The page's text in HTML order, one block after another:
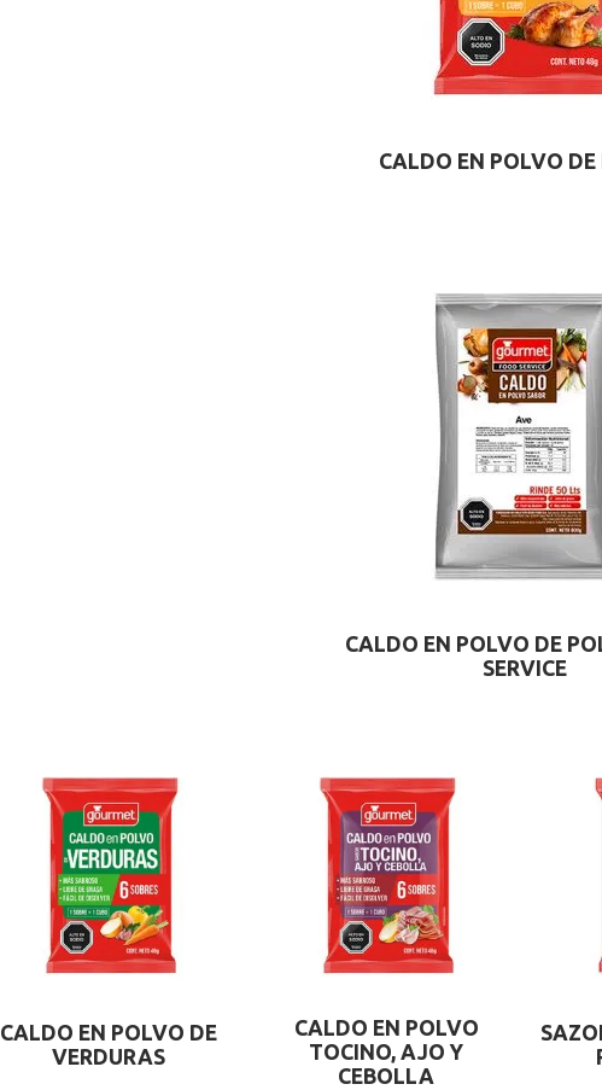
CALDO EN POLVO DE
CALDO EN POLVO DE
SERVICE
CALDO EN POLVO DE
VERDURAS
CALDO EN POLVO
TOCINO, AJO Y
CEBOLLA